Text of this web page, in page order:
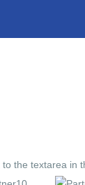
the textarea in